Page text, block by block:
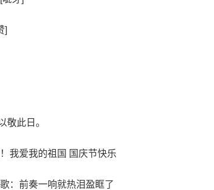
]
敬此日。
我爱我的祖国 国庆节快乐
：前奏一响就热泪盈眶了